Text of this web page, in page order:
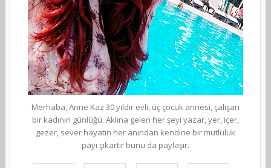
Merhaba, Anne Kaz 30 yıldır evli, üç çocuk annesi, çalışan
bir kadının günlüğü. Aklına gelen her şeyi yazar, yer, içer,
gezer, sever hayatın her anından kendine bir mutluluk
payı çıkartır bunu da paylaşır.